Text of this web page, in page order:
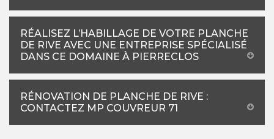
RÉALISEZ L’HABILLAGE DE VOTRE PLANCHE
DE RIVE AVEC UNE ENTREPRISE SPÉCIALISÉ
DANS CE DOMAINE À PIERRECLOS
RÉNOVATION DE PLANCHE DE RIVE :
CONTACTEZ MP COUVREUR 71